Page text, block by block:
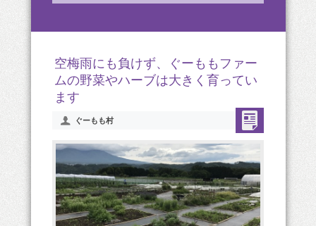
空梅雨にも負けず、ぐーももファー
ムの野菜やハーブは大きく育ってい
ます
ぐーもも村